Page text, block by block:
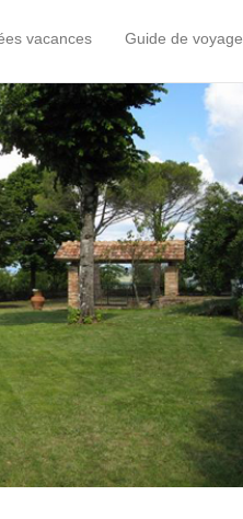
vacances Guide de voyage